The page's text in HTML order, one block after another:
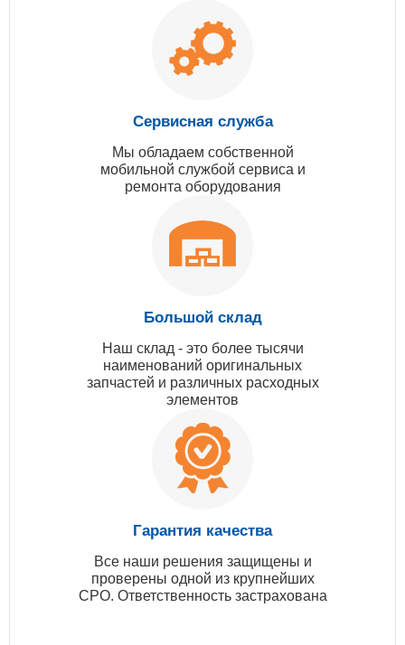
Сервисная служба
Мы обладаем собственной
мобильной службой сервиса и
ремонта оборудования
Большой склад
Наш склад - это более тысячи
наименований оригинальных
запчастей и различных расходных
элементов
Гарантия качества
Все наши решения защищены и
проверены одной из крупнейших
СРО. Ответственность застрахована